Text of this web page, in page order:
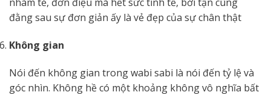
đằng sau sự đơn giản ấy là vẻ đẹp của sự chân thật
Không gian
Nói đến không gian trong wabi sabi là nói đến tỷ lệ và
góc nhìn. Không hề có một khoảng không vô nghĩa bất